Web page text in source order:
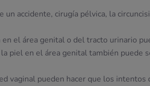
accidente, cirugía pélvica, la
en el área genital o del tracto urinario
piel en el área genital también puede
vaginal pueden hacer que los intentos